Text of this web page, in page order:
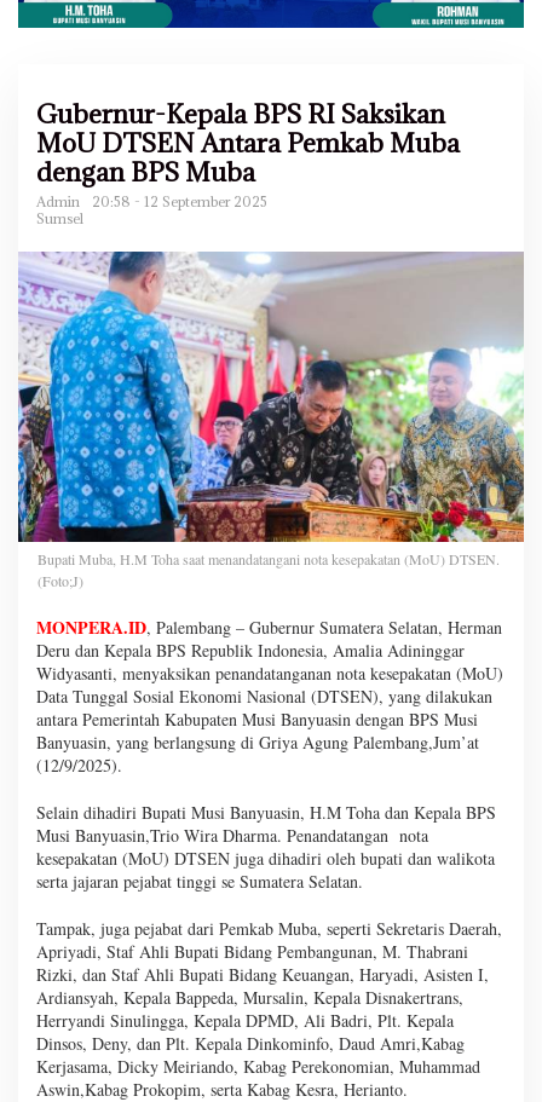
Gubernur-Kepala BPS RI Saksikan
MoU DTSEN Antara Pemkab Muba
dengan BPS Muba
Admin
20:58 - 12 September 2025
Sumsel
Bupati Muba, H.M Toha saat menandatangani nota kesepakatan (MoU) DTSEN.
(Foto;J)
MONPERA.ID, Palembang – Gubernur Sumatera Selatan, Herman
Deru dan Kepala BPS Republik Indonesia, Amalia Adininggar
Widyasanti, menyaksikan penandatanganan nota kesepakatan (MoU)
Data Tunggal Sosial Ekonomi Nasional (DTSEN), yang dilakukan
antara Pemerintah Kabupaten Musi Banyuasin dengan BPS Musi
Banyuasin, yang berlangsung di Griya Agung Palembang,Jum’at
(12/9/2025).
Selain dihadiri Bupati Musi Banyuasin, H.M Toha dan Kepala BPS
Musi Banyuasin,Trio Wira Dharma. Penandatangan nota
kesepakatan (MoU) DTSEN juga dihadiri oleh bupati dan walikota
serta jajaran pejabat tinggi se Sumatera Selatan.
Tampak, juga pejabat dari Pemkab Muba, seperti Sekretaris Daerah,
Apriyadi, Staf Ahli Bupati Bidang Pembangunan, M. Thabrani
Rizki, dan Staf Ahli Bupati Bidang Keuangan, Haryadi, Asisten I,
Ardiansyah, Kepala Bappeda, Mursalin, Kepala Disnakertrans,
Herryandi Sinulingga, Kepala DPMD, Ali Badri, Plt. Kepala
Dinsos, Deny, dan Plt. Kepala Dinkominfo, Daud Amri,Kabag
Kerjasama, Dicky Meiriando, Kabag Perekonomian, Muhammad
Aswin,Kabag Prokopim, serta Kabag Kesra, Herianto.